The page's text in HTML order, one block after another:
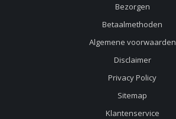
Bezorgen
Betaalmethoden
Algemene voorwaarden
Disclaimer
Privacy Policy
Sitemap
Klantenservice